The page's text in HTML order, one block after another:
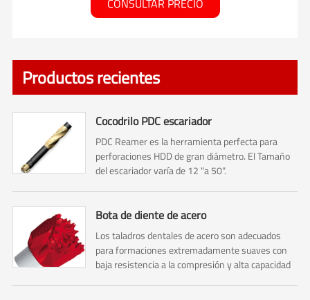
CONSULTAR PRECIO
Productos recientes
Cocodrilo PDC escariador
PDC Reamer es la herramienta perfecta para
perforaciones HDD de gran diámetro. El Tamaño
del escariador varía de 12 "a 50".
Bota de diente de acero
Los taladros dentales de acero son adecuados
para formaciones extremadamente suaves con
baja resistencia a la compresión y alta capacidad